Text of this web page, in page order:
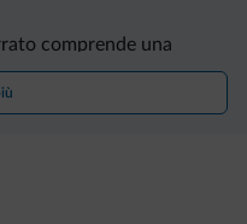
comprende una
Quali ospiti
un deposito sci
dello skibus, la